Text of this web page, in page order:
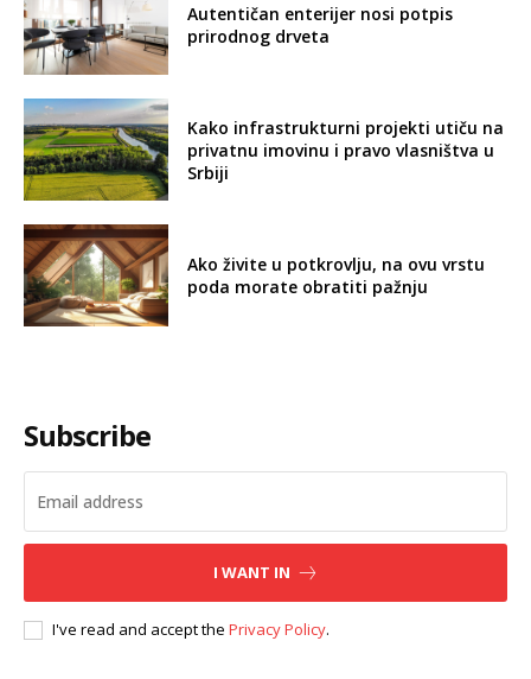
Autentičan enterijer nosi potpis
prirodnog drveta
Kako infrastrukturni projekti utiču na
privatnu imovinu i pravo vlasništva u
Srbiji
Ako živite u potkrovlju, na ovu vrstu
poda morate obratiti pažnju
Subscribe
I WANT IN
I've read and accept the Privacy Policy.